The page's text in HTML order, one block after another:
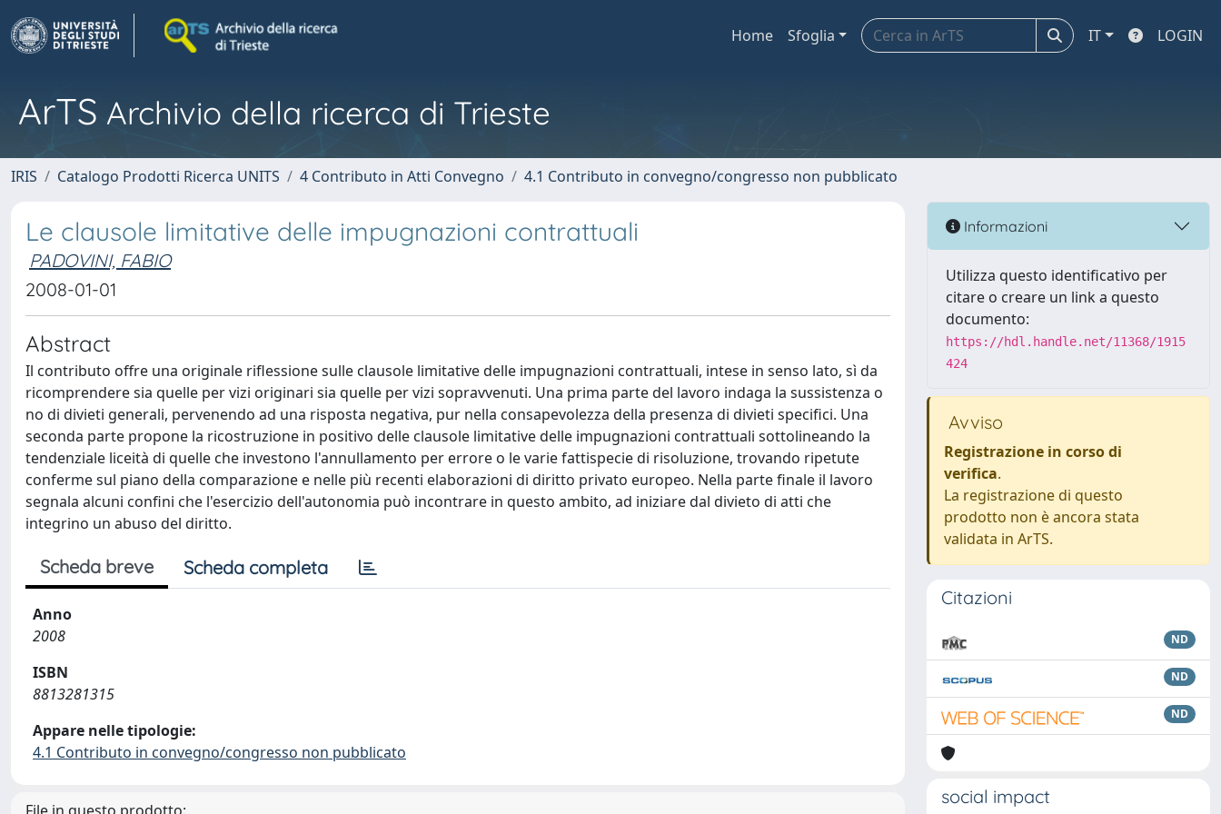
Home Sfoglia IT LOGIN
ArTS Archivio della ricerca di Trieste
IRIS Catalogo Prodotti Ricerca UNITS 4 Contributo in Atti Convegno 4.1 Contributo in convegno/congresso non pubblicato
Le clausole limitative delle impugnazioni contrattuali
PADOVINI, FABIO
2008-01-01
Abstract
Il contributo offre una originale riflessione sulle clausole limitative delle impugnazioni contrattuali, intese in senso lato, sì da
ricomprendere sia quelle per vizi originari sia quelle per vizi sopravvenuti. Una prima parte del lavoro indaga la sussistenza o
no di divieti generali, pervenendo ad una risposta negativa, pur nella consapevolezza della presenza di divieti specifici. Una
seconda parte propone la ricostruzione in positivo delle clausole limitative delle impugnazioni contrattuali sottolineando la
tendenziale liceità di quelle che investono l'annullamento per errore o le varie fattispecie di risoluzione, trovando ripetute
conferme sul piano della comparazione e nelle più recenti elaborazioni di diritto privato europeo. Nella parte finale il lavoro
segnala alcuni confini che l'esercizio dell'autonomia può incontrare in questo ambito, ad iniziare dal divieto di atti che
integrino un abuso del diritto.
Scheda breve Scheda completa
Anno
2008
ISBN
8813281315
Appare nelle tipologie:
4.1 Contributo in convegno/congresso non pubblicato
Informazioni
Utilizza questo identificativo per
citare o creare un link a questo
documento:
https://hdl.handle.net/11368/1915
424
Avviso
Registrazione in corso di
verifica.
La registrazione di questo
prodotto non è ancora stata
validata in ArTS.
Citazioni
ND
ND
ND
social impact